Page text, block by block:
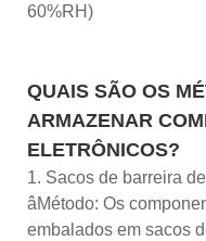
60%RH)
QUAIS SÃO OS
ARMAZENAR
ELETRÔNICOS?
1. Sacos de barreira
âMétodo: Os
embalados em sacos